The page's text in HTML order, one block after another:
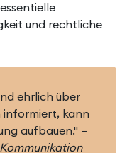
und rechtliche
ehrlich über
informiert, kann
aufbauen." –